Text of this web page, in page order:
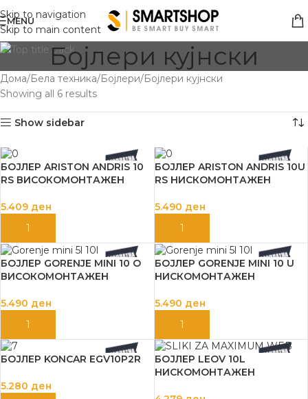
Skip to navigation
Skip to main content
MENU
Бојлери кујнски
Дома Бела техника Бојлери Бојлери кујнски
Showing all 6 results
Show sidebar
БОЈЛЕР ARISTON ANDRIS 10
RS ВИСОКОМОНТАЖЕН
5.409 ден
ДОДАЈ ВО КОШНИЦА
БОЈЛЕР ARISTON ANDRIS 10U
RS НИСКОМОНТАЖЕН
5.490 ден
ДОДАЈ ВО КОШНИЦА
БОЈЛЕР GORENJE MINI 10 O
ВИСОКОМОНТАЖЕН
5.490 ден
ДОДАЈ ВО КОШНИЦА
БОЈЛЕР GORENJE MINI 10 U
НИСКОМОНТАЖЕН
5.490 ден
ДОДАЈ ВО КОШНИЦА
БОЈЛЕР KONCAR EGV10P2R
5.280 ден
БОЈЛЕР LEOV 10L
НИСКОМОНТАЖЕН